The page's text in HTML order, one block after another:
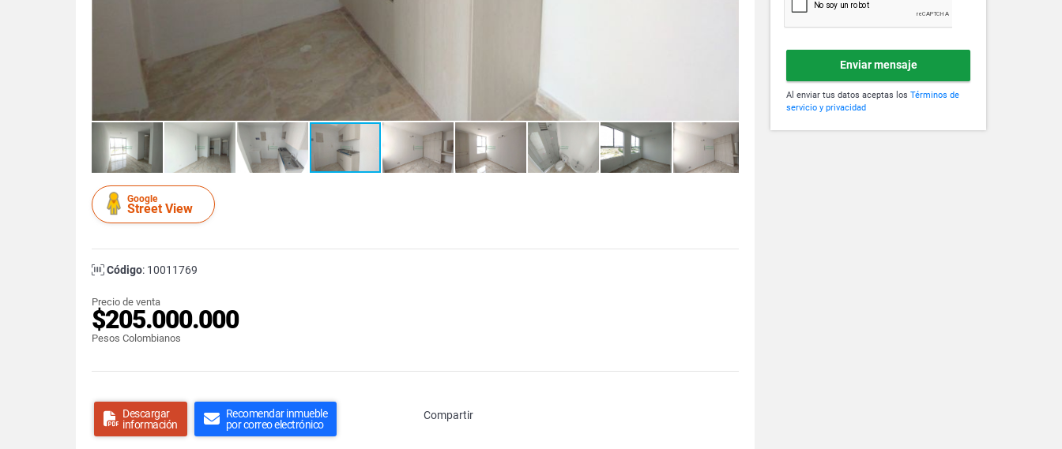
Google
Street View
Código: 10011769
Precio de venta
$205.000.000
Pesos Colombianos
Descargar
información
Recomendar inmueble
por correo electrónico
Compartir
Enviar mensaje
Al enviar tus datos aceptas los Términos de
servicio y privacidad